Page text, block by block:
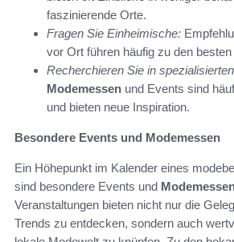
faszinierende Orte.
Fragen Sie Einheimische:
vor Ort führen häufig zu den
Recherchieren Sie in
Modemessen und Events sind
und bieten neue Inspiration.
Besondere Events und Modemessen
Ein Höhepunkt im Kalender eines
sind besondere Events und
Veranstaltungen bieten nicht nur die
Trends zu entdecken, sondern auch